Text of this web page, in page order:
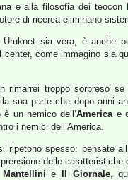
e alla filosofia dei
di ricerca eliminano
sia vera; è anche
center, come immagino sia
rimarrei troppo sorpreso
sua parte che dopo anni
è un nemico dell’Americae
i nemici dell’America.
ripetono spesso: pensate
delle
Mantellini e Il Giornale,